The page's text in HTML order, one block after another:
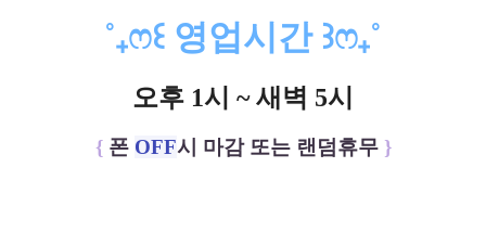
˚₊ෆ꒰ 영업시간 ꒱ෆ₊˚
오후 1시 ~ 새벽 5시
{폰 OFF시 마감 또는 랜덤휴무 }